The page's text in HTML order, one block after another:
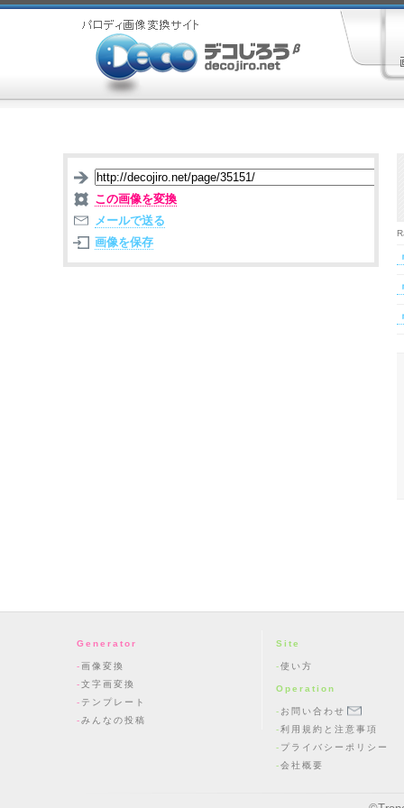
この画像を変換
メールで送る
画像を保存
Generator
画像変換
文字画変換
テンプレート
みんなの投稿
Site
使い方
Operation
お問い合わせ
利用規約と注意事項
プライバシーポリシー
会社概要